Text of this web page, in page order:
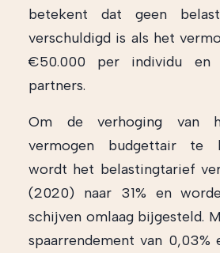
betekent dat geen
verschuldigd is als het
€50.000 per individu en
partners.
Om de verhoging van
vermogen budgettair te
wordt het belastingtarief
(2020) naar 31% en
schijven omlaag bijgesteld.
spaarrendement van